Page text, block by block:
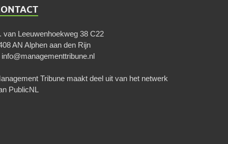
van Leeuwenhoekweg 38 C22
AN Alphen aan den Rijn
info@managementtribune.nl
Tribune maakt deel uit van het netwerk
PublicNL